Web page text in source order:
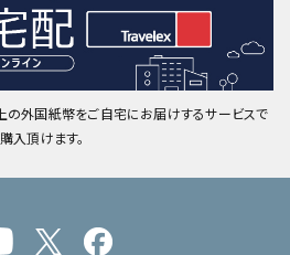
の外国紙幣をご自宅にお届けするサービスで
入頂けます。